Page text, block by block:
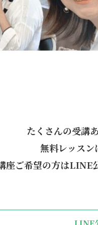
たくさんの受講
無料レッスン
座ご希望の方はLINE